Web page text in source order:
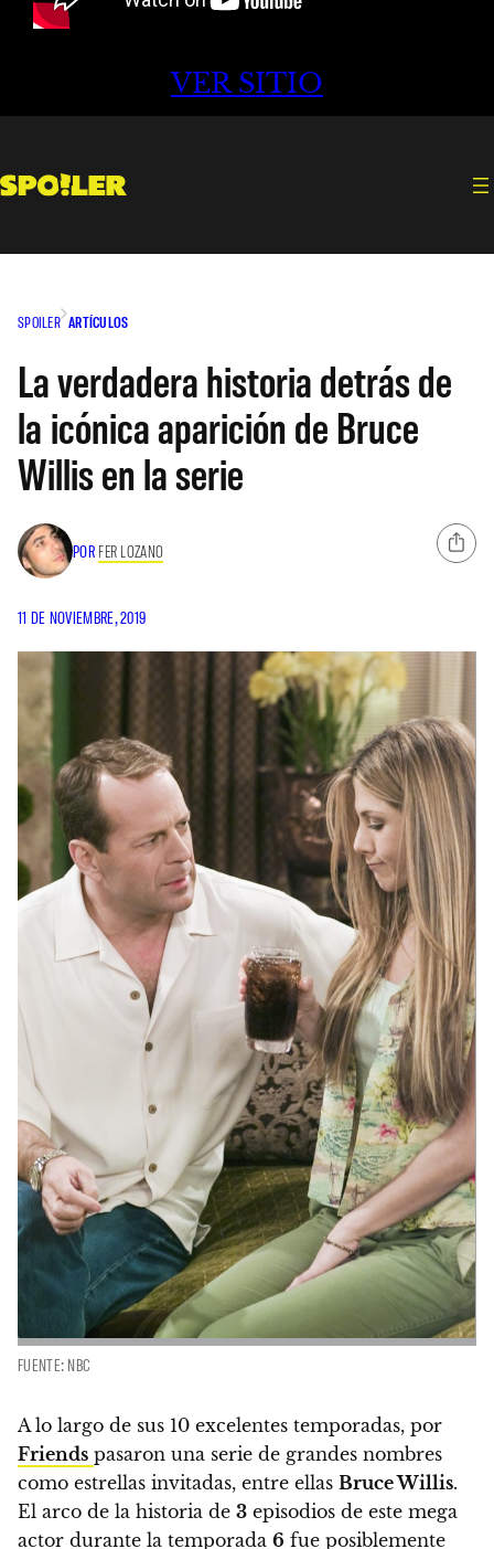
VER SITIO
SPOILER ARTÍCULOS
La verdadera historia detrás de
la icónica aparición de Bruce
Willis en la serie
POR FER LOZANO
11 DE NOVIEMBRE, 2019
FUENTE: NBC
A lo largo de sus 10 excelentes temporadas, por
Friends pasaron una serie de grandes nombres
como estrellas invitadas, entre ellas Bruce Willis.
El arco de la historia de 3 episodios de este mega
actor durante la temporada 6 fue posiblemente